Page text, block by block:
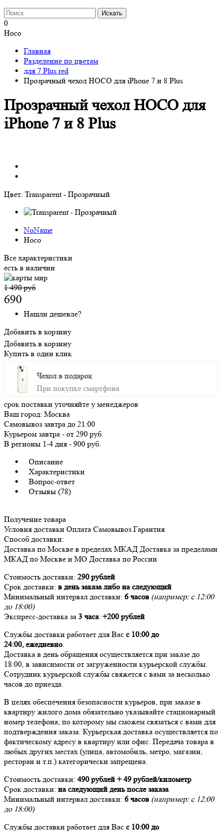
0
Hoco
Главная
Разделение по цветам
для 7 Plus red
Прозрачный чехол HOCO для iPhone 7 и 8 Plus
Прозрачный чехол HOCO для
iPhone 7 и 8 Plus
Цвет: Transparent - Прозрачный
NoName
Hoco
Все характеристики
есть в наличии
1 490 руб
690
Нашли дешевле?
Добавить в корзину
Добавить в корзину
Купить в один клик
Чехол в подарок
При покупке смартфона
срок поставки уточняйте у менеджеров
Ваш город: Москва
Самовывоз завтра до 21:00
Курьером завтра - от 290 руб.
В регионы 1-4 дня - 900 руб.
Описание
Характеристики
Вопрос-ответ
Отзывы (78)
Получение товара
Условия доставки Оплата Самовывоз Гарантия
Способ доставки:
Доставка по Москве в пределах МКАД Доставка за пределами
МКАД по Москве и МО Доставка по России
Стоимость доставки: 290 рублей
Срок доставки: в день заказа либо на следующий
Минимальный интервал доставки: 6 часов (например: с 12:00
до 18:00)
Экспресс-доставка за 3 часа: +200 рублей
Службы доставки работает для Вас с 10:00 до
24:00, ежедневно.
Доставка в день обращения осуществляется при заказе до
18:00, в зависимости от загруженности курьерской службы.
Сотрудник курьерской службы свяжется с вами за несколько
часов до приезда.
В целях обеспечения безопасности курьеров, при заказе в
квартиру жилого дома обязательно указывайте стационарный
номер телефона, по которому мы сможем связаться с вами для
подтверждения заказа. Курьерская доставка осуществляется по
фактическому адресу в квартиру или офис. Передача товара в
любых других местах (улица, автомобиль, метро, магазин,
ресторан и т.п.) категорически запрещена.
Стоимость доставки: 490 рублей + 49 рублей/километр
Срок доставки: на следующий день после заказа
Минимальный интервал доставки: 6 часов (например: с 12:00
до 18:00)
Службы доставки работает для Вас с 10:00 до